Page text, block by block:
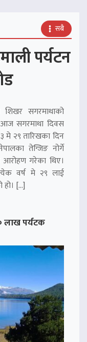
सबै
पर्यटन
सगरमाथाको
सगरमाथा दिवस
मे २९ तारिखका दिन
तेन्जिङ नोर्गे
गरेका थिए।
वर्ष मे २९ लाई
[…]
लाख पर्यटक